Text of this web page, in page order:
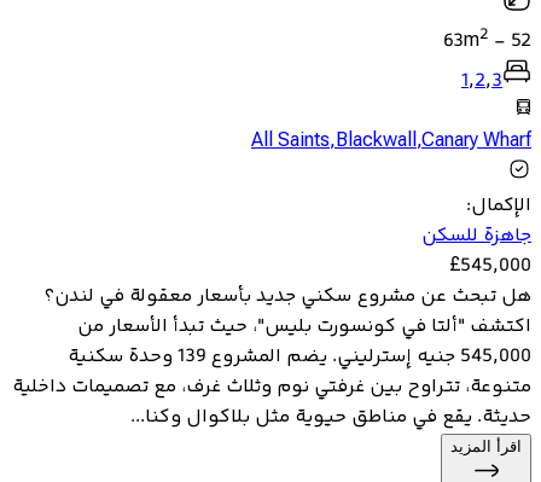
52
-
63m2
1,2,3
All Saints,Blackwall,Canary Wharf
الإكمال:
جاهزة للسكن
£545,000
هل تبحث عن مشروع سكني جديد بأسعار معقولة في لندن؟
اكتشف "ألتا في كونسورت بليس"، حيث تبدأ الأسعار من
545,000 جنيه إسترليني. يضم المشروع 139 وحدة سكنية
متنوعة، تتراوح بين غرفتي نوم وثلاث غرف، مع تصميمات داخلية
حديثة. يقع في مناطق حيوية مثل بلاكوال وكنا...
اقرأ المزيد